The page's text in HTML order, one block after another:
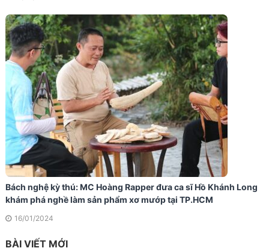
Bách nghệ kỳ thú: MC Hoàng Rapper đưa ca sĩ Hồ Khánh Long
khám phá nghề làm sản phẩm xơ mướp tại TP.HCM
16/01/2024
BÀI VIẾT MỚI